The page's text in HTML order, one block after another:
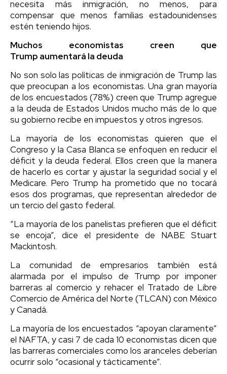
necesita más inmigración, no menos, para
compensar que menos familias estadounidenses
estén teniendo hijos.
Muchos economistas creen que
Trump aumentará la deuda
No son solo las políticas de inmigración de Trump las
que preocupan a los economistas. Una gran mayoría
de los encuestados (78%) creen que Trump agregue
a la deuda de Estados Unidos mucho más de lo que
su gobierno recibe en impuestos y otros ingresos.
La mayoría de los economistas quieren que el
Congreso y la Casa Blanca se enfoquen en reducir el
déficit y la deuda federal. Ellos creen que la manera
de hacerlo es cortar y ajustar la seguridad social y el
Medicare. Pero Trump ha prometido que no tocará
esos dos programas, que representan alrededor de
un tercio del gasto federal.
“La mayoría de los panelistas prefieren que el déficit
se encoja”, dice el presidente de NABE Stuart
Mackintosh.
La comunidad de empresarios también está
alarmada por el impulso de Trump por imponer
barreras al comercio y rehacer el Tratado de Libre
Comercio de América del Norte (TLCAN) con México
y Canadá.
La mayoría de los encuestados “apoyan claramente”
el NAFTA, y casi 7 de cada 10 economistas dicen que
las barreras comerciales como los aranceles deberían
ocurrir solo “ocasional y tácticamente”.